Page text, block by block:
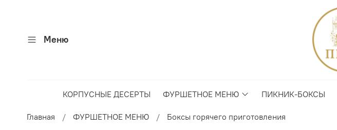
Меню
КОРПУСНЫЕ ДЕСЕРТЫ ФУРШЕТНОЕ МЕНЮ ПИКНИК-БОКСЫ
Главная ФУРШЕТНОЕ МЕНЮ Боксы горячего приготовления